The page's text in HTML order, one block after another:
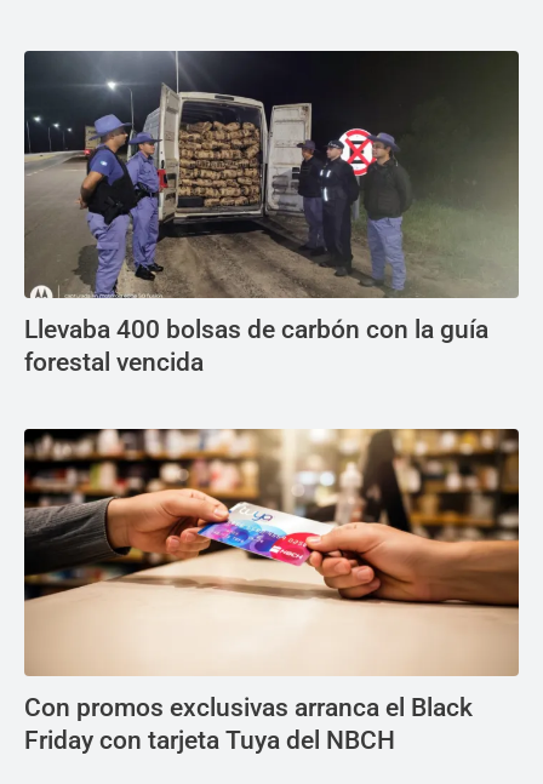
Llevaba 400 bolsas de carbón con la guía
forestal vencida
Con promos exclusivas arranca el Black
Friday con tarjeta Tuya del NBCH